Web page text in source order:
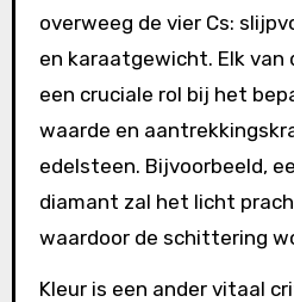
overweeg de vier Cs:
en karaatgewicht. Elk
een cruciale rol bij het
waarde en
edelsteen. Bijvoorbeeld,
diamant zal het licht
waardoor de schittering
Kleur is een ander vitaal